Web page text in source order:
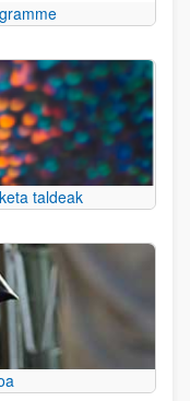
taldeak